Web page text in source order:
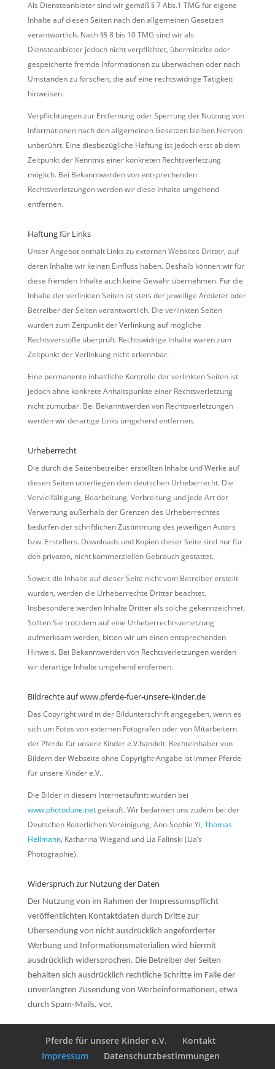
Als Diensteanbieter sind wir gemäß § 7 Abs.1 TMG für eigene
Inhalte auf diesen Seiten nach den allgemeinen Gesetzen
verantwortlich. Nach §§ 8 bis 10 TMG sind wir als
Diensteanbieter jedoch nicht verpflichtet, übermittelte oder
gespeicherte fremde Informationen zu überwachen oder nach
Umständen zu forschen, die auf eine rechtswidrige Tätigkeit
hinweisen.
Verpflichtungen zur Entfernung oder Sperrung der Nutzung von
Informationen nach den allgemeinen Gesetzen bleiben hiervon
unberührt. Eine diesbezügliche Haftung ist jedoch erst ab dem
Zeitpunkt der Kenntnis einer konkreten Rechtsverletzung
möglich. Bei Bekanntwerden von entsprechenden
Rechtsverletzungen werden wir diese Inhalte umgehend
entfernen.
Haftung für Links
Unser Angebot enthält Links zu externen Websites Dritter, auf
deren Inhalte wir keinen Einfluss haben. Deshalb können wir für
diese fremden Inhalte auch keine Gewähr übernehmen. Für die
Inhalte der verlinkten Seiten ist stets der jeweilige Anbieter oder
Betreiber der Seiten verantwortlich. Die verlinkten Seiten
wurden zum Zeitpunkt der Verlinkung auf mögliche
Rechtsverstöße überprüft. Rechtswidrige Inhalte waren zum
Zeitpunkt der Verlinkung nicht erkennbar.
Eine permanente inhaltliche Kontrolle der verlinkten Seiten ist
jedoch ohne konkrete Anhaltspunkte einer Rechtsverletzung
nicht zumutbar. Bei Bekanntwerden von Rechtsverletzungen
werden wir derartige Links umgehend entfernen.
Urheberrecht
Die durch die Seitenbetreiber erstellten Inhalte und Werke auf
diesen Seiten unterliegen dem deutschen Urheberrecht. Die
Vervielfältigung, Bearbeitung, Verbreitung und jede Art der
Verwertung außerhalb der Grenzen des Urheberrechtes
bedürfen der schriftlichen Zustimmung des jeweiligen Autors
bzw. Erstellers. Downloads und Kopien dieser Seite sind nur für
den privaten, nicht kommerziellen Gebrauch gestattet.
Soweit die Inhalte auf dieser Seite nicht vom Betreiber erstellt
wurden, werden die Urheberrechte Dritter beachtet.
Insbesondere werden Inhalte Dritter als solche gekennzeichnet.
Sollten Sie trotzdem auf eine Urheberrechtsverletzung
aufmerksam werden, bitten wir um einen entsprechenden
Hinweis. Bei Bekanntwerden von Rechtsverletzungen werden
wir derartige Inhalte umgehend entfernen.
Bildrechte auf www.pferde-fuer-unsere-kinder.de
Das Copyright wird in der Bildunterschrift angegeben, wenn es
sich um Fotos von externen Fotografen oder von Mitarbeitern
der Pferde für unsere Kinder e.V.handelt. Rechteinhaber von
Bildern der Webseite ohne Copyright-Angabe ist immer Pferde
für unsere Kinder e.V..
Die Bilder in diesem Internetauftritt wurden bei
www.photodune.netgekauft. Wir bedanken uns zudem bei der
Deutschen Reiterlichen Vereinigung, Ann-Sophie Yi, Thomas
Hellmann, Katharina Wiegand und Lia Falinski (Lia’s
Photographie).
Widerspruch zur Nutzung der Daten
Der Nutzung von im Rahmen der Impressumspflicht
veröffentlichten Kontaktdaten durch Dritte zur
Übersendung von nicht ausdrücklich angeforderter
Werbung und Informationsmaterialien wird hiermit
ausdrücklich widersprochen. Die Betreiber der Seiten
behalten sich ausdrücklich rechtliche Schritte im Falle der
unverlangten Zusendung von Werbeinformationen, etwa
durch Spam-Mails, vor.
Pferde für unsere Kinder e.V.
Kontakt
Impressum
Datenschutzbestimmungen